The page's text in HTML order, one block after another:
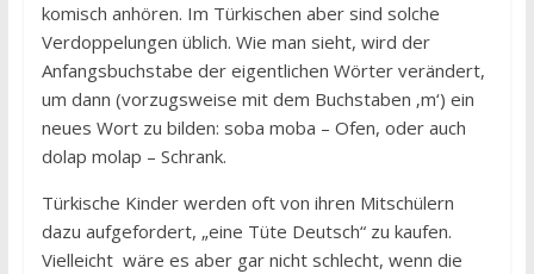
komisch anhören. Im Türkischen aber sind solche
Verdoppelungen üblich. Wie man sieht, wird der
Anfangsbuchstabe der eigentlichen Wörter verändert,
um dann (vorzugsweise mit dem Buchstaben ‚m‘) ein
neues Wort zu bilden: soba moba – Ofen, oder auch
dolap molap – Schrank.
Türkische Kinder werden oft von ihren Mitschülern
dazu aufgefordert, „eine Tüte Deutsch“ zu kaufen.
Vielleicht wäre es aber gar nicht schlecht, wenn die